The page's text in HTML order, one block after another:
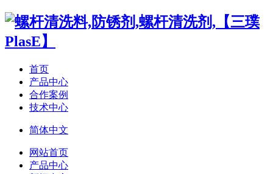
首页
产品中心
合作案例
技术中心
简体中文
网站首页
产品中心